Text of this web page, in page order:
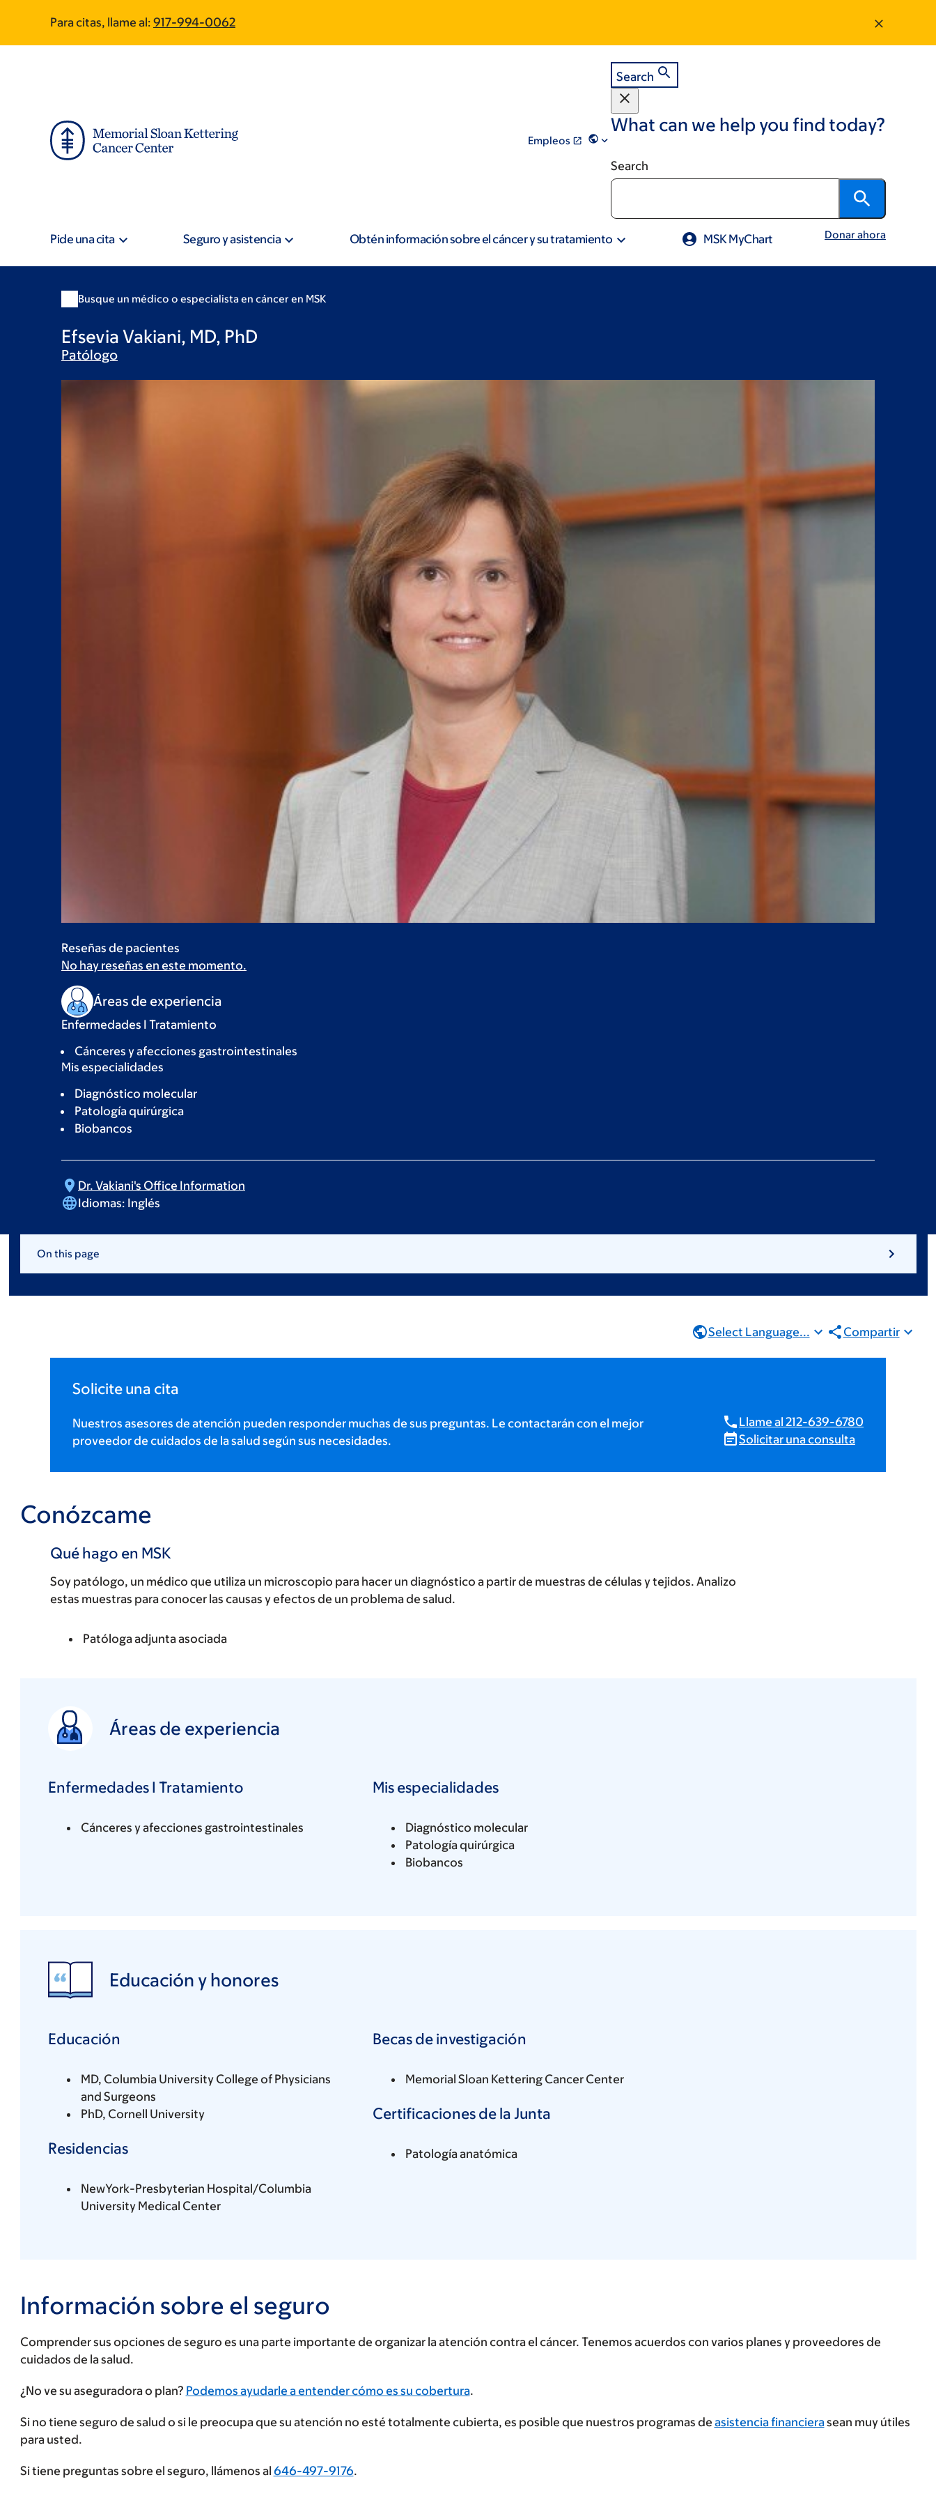
main
footer
Para citas, llame al: 917-994-0062
Empleos
Search
What can we help you find today?
Search
Pide una cita Seguro y asistencia Obtén información sobre el cáncer y su tratamiento MSK MyChart Donar ahora
Busque un médico o especialista en cáncer en MSK
Efsevia Vakiani, MD, PhD
Patólogo
Reseñas de pacientes
No hay reseñas en este momento.
Áreas de experiencia
Enfermedades I Tratamiento
Cánceres y afecciones gastrointestinales
Mis especialidades
Diagnóstico molecular
Patología quirúrgica
Biobancos
Dr. Vakiani's Office Information
Idiomas: Inglés
On this page
Select Language... Compartir
Solicite una cita
Nuestros asesores de atención pueden responder muchas de sus preguntas. Le contactarán con el mejor
proveedor de cuidados de la salud según sus necesidades.
Llame al 212-639-6780
Solicitar una consulta
Conózcame
Qué hago en MSK
Soy patólogo, un médico que utiliza un microscopio para hacer un diagnóstico a partir de muestras de células y tejidos. Analizo
estas muestras para conocer las causas y efectos de un problema de salud.
Patóloga adjunta asociada
Áreas de experiencia
Enfermedades I Tratamiento
Cánceres y afecciones gastrointestinales
Mis especialidades
Diagnóstico molecular
Patología quirúrgica
Biobancos
Educación y honores
Educación
MD, Columbia University College of Physicians
and Surgeons
PhD, Cornell University
Residencias
NewYork-Presbyterian Hospital/Columbia
University Medical Center
Becas de investigación
Memorial Sloan Kettering Cancer Center
Certificaciones de la Junta
Patología anatómica
Información sobre el seguro
Comprender sus opciones de seguro es una parte importante de organizar la atención contra el cáncer. Tenemos acuerdos con varios planes y proveedores de
cuidados de la salud.
Ingrese
proveedor
de
¿No ve su aseguradora o plan? Podemos ayudarle a entender cómo es su cobertura.
Si no tiene seguro de salud o si le preocupa que su atención no esté totalmente cubierta, es posible que nuestros programas de asistencia financierasean muy útiles
para usted.
Si tiene preguntas sobre el seguro, llámenos al 646-497-9176.